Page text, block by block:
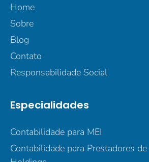
Home
Sobre
Blog
Contato
Responsabilidade Social
Especialidades
Contabilidade para MEI
Contabilidade para Prestadores